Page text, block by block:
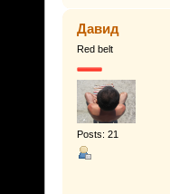
Давид
Red belt
Posts: 21